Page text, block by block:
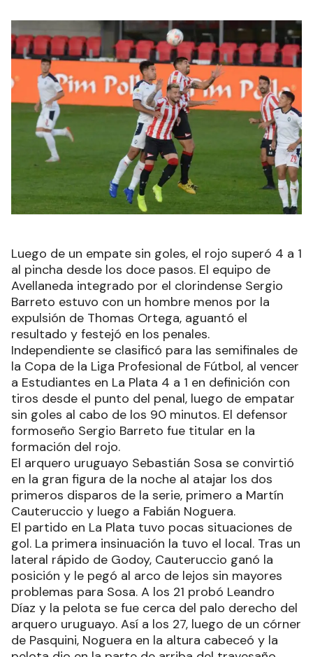
Luego de un empate sin goles, el rojo superó 4 a 1
al pincha desde los doce pasos. El equipo de
Avellaneda integrado por el clorindense Sergio
Barreto estuvo con un hombre menos por la
expulsión de Thomas Ortega, aguantó el
resultado y festejó en los penales.
Independiente se clasificó para las semifinales de
la Copa de la Liga Profesional de Fútbol, al vencer
a Estudiantes en La Plata 4 a 1 en definición con
tiros desde el punto del penal, luego de empatar
sin goles al cabo de los 90 minutos. El defensor
formoseño Sergio Barreto fue titular en la
formación del rojo.
El arquero uruguayo Sebastián Sosa se convirtió
en la gran figura de la noche al atajar los dos
primeros disparos de la serie, primero a Martín
Cauteruccio y luego a Fabián Noguera.
El partido en La Plata tuvo pocas situaciones de
gol. La primera insinuación la tuvo el local. Tras un
lateral rápido de Godoy, Cauteruccio ganó la
posición y le pegó al arco de lejos sin mayores
problemas para Sosa. A los 21 probó Leandro
Díaz y la pelota se fue cerca del palo derecho del
arquero uruguayo. Así a los 27, luego de un córner
de Pasquini, Noguera en la altura cabeceó y la